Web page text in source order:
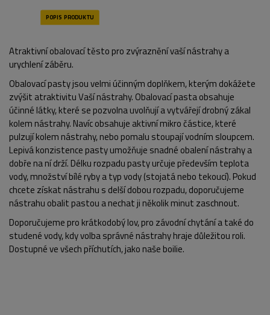
POPIS PRODUKTU
Atraktivní obalovací těsto pro zvýraznění vaší nástrahy a
urychlení záběru.
Obalovací pasty jsou velmi účinným doplňkem, kterým dokážete
zvýšit atraktivitu Vaší nástrahy. Obalovací pasta obsahuje
účinné látky, které se pozvolna uvolňují a vytvářejí drobný zákal
kolem nástrahy. Navíc obsahuje aktivní mikro částice, které
pulzují kolem nástrahy, nebo pomalu stoupají vodním sloupcem.
Lepivá konzistence pasty umožňuje snadné obalení nástrahy a
dobře na ní drží. Délku rozpadu pasty určuje především teplota
vody, množství bílé ryby a typ vody (stojatá nebo tekoucí). Pokud
chcete získat nástrahu s delší dobou rozpadu, doporučujeme
nástrahu obalit pastou a nechat ji několik minut zaschnout.
Doporučujeme pro krátkodobý lov, pro závodní chytání a také do
studené vody, kdy volba správné nástrahy hraje důležitou roli.
Dostupné ve všech příchutích, jako naše boilie.